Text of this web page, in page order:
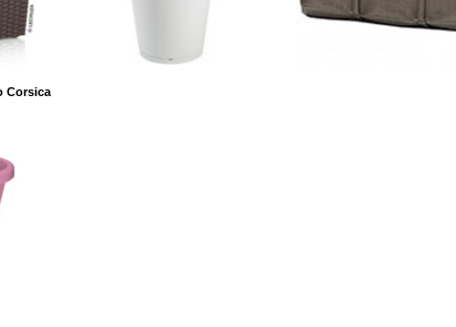
Corsica